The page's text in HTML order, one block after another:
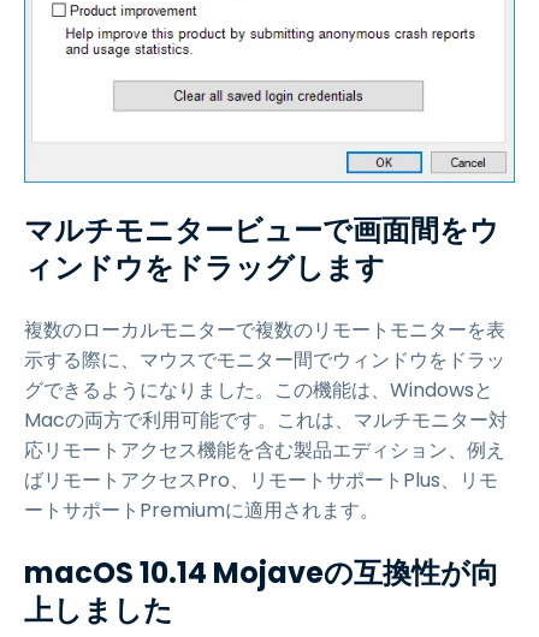
マルチモニタービューで画面間をウ
ィンドウをドラッグします
複数のローカルモニターで複数のリモートモニターを表
示する際に、マウスでモニター間でウィンドウをドラッ
グできるようになりました。この機能は、Windowsと
Macの両方で利用可能です。これは、マルチモニター対
応リモートアクセス機能を含む製品エディション、例え
ばリモートアクセスPro、リモートサポートPlus、リモ
ートサポートPremiumに適用されます。
macOS 10.14 Mojaveの互換性が向
上しました